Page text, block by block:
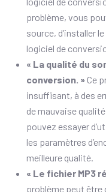
problème, vous
source, d’installer
logiciel de
« La qualité du
conversion. » Ce
insuffisant, à des
de mauvaise
pouvez essayer
les paramètres
meilleure qualité.
« Le fichier MP3
problème peut être